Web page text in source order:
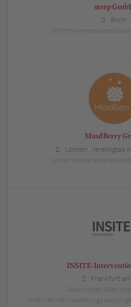
steep
Bonn
MindBerry
London
Vereinigtes
INSITE-
Frankfurt